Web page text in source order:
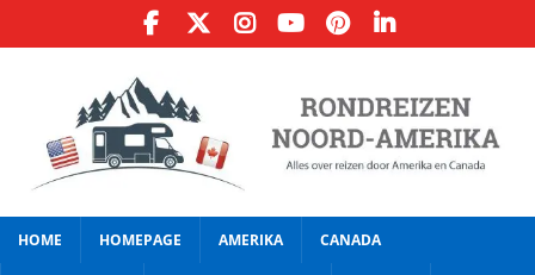
HOME HOMEPAGE AMERIKA CANADA